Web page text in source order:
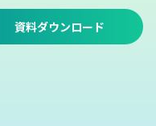
資料ダウンロード